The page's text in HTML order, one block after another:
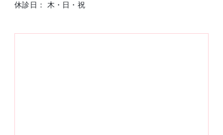
休診日： 木・日・祝